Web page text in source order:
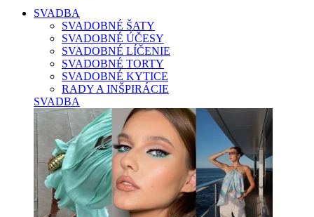
SVADBA
SVADOBNÉ ŠATY
SVADOBNÉ ÚČESY
SVADOBNÉ LÍČENIE
SVADOBNÉ TORTY
SVADOBNÉ KYTICE
RADY A INŠPIRÁCIE
SVADBA